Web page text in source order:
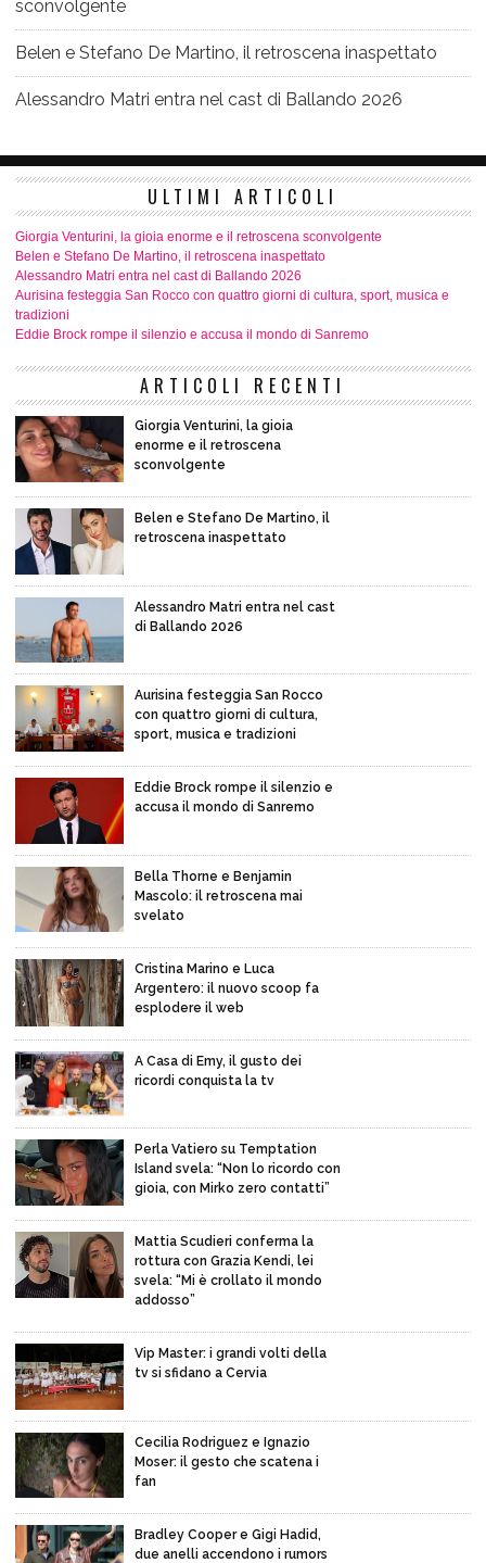
sconvolgente
Belen e Stefano De Martino, il retroscena inaspettato
Alessandro Matri entra nel cast di Ballando 2026
ULTIMI ARTICOLI
Giorgia Venturini, la gioia enorme e il retroscena sconvolgente
Belen e Stefano De Martino, il retroscena inaspettato
Alessandro Matri entra nel cast di Ballando 2026
Aurisina festeggia San Rocco con quattro giorni di cultura, sport, musica e
tradizioni
Eddie Brock rompe il silenzio e accusa il mondo di Sanremo
ARTICOLI RECENTI
Giorgia Venturini, la gioia
enorme e il retroscena
sconvolgente
Belen e Stefano De Martino, il
retroscena inaspettato
Alessandro Matri entra nel cast
di Ballando 2026
Aurisina festeggia San Rocco
con quattro giorni di cultura,
sport, musica e tradizioni
Eddie Brock rompe il silenzio e
accusa il mondo di Sanremo
Bella Thorne e Benjamin
Mascolo: il retroscena mai
svelato
Cristina Marino e Luca
Argentero: il nuovo scoop fa
esplodere il web
A Casa di Emy, il gusto dei
ricordi conquista la tv
Perla Vatiero su Temptation
Island svela: “Non lo ricordo con
gioia, con Mirko zero contatti”
Mattia Scudieri conferma la
rottura con Grazia Kendi, lei
svela: “Mi è crollato il mondo
addosso”
Vip Master: i grandi volti della
tv si sfidano a Cervia
Cecilia Rodriguez e Ignazio
Moser: il gesto che scatena i
fan
Bradley Cooper e Gigi Hadid,
due anelli accendono i rumors